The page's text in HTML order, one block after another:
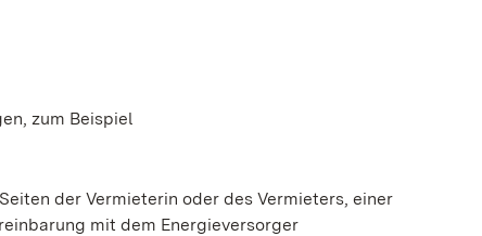
zum Beispiel
der Vermieterin oder des Vermieters, einer
mit dem Energieversorger